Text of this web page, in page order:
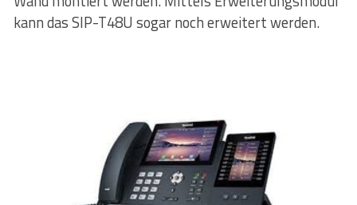
kann das SIP-T48U sogar noch erweitert werden.